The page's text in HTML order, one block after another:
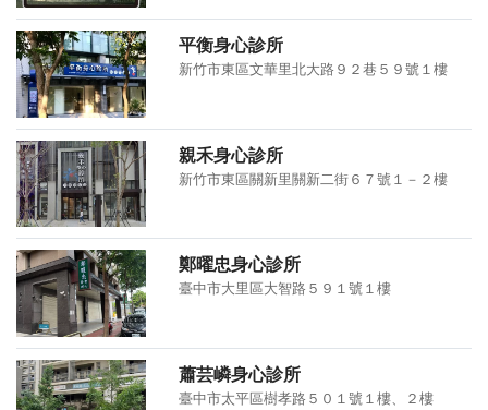
平衡身心診所
新竹市東區文華里北大路９２巷５９號１樓
親禾身心診所
新竹市東區關新里關新二街６７號１－２樓
鄭曜忠身心診所
臺中市大里區大智路５９１號１樓
蕭芸嶙身心診所
臺中市太平區樹孝路５０１號１樓、２樓